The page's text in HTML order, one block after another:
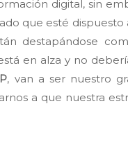
digital, sin
que esté dispuesto
destapándose
en alza y no
, van a ser nuestro
a que nuestra